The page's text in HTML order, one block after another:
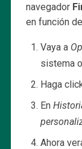
navegador
en función
Vaya a
sistema
Haga
En
Ahora